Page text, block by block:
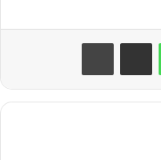
واتساب